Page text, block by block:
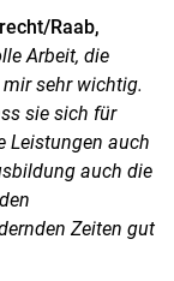
Raab,
Arbeit, die
sehr wichtig.
sie sich für
Leistungen auch
auch die
Zeiten gut